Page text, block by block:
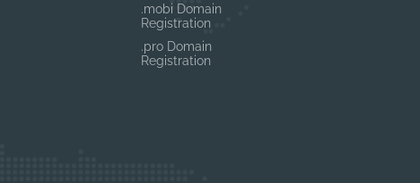
.mobi Domain
Registration
.pro Domain
Registration